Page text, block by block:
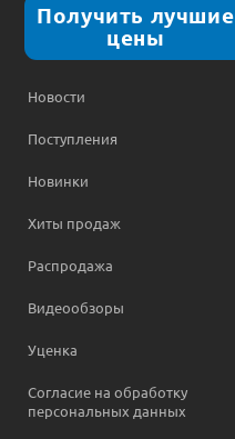
Получить лучшие
цены
Новости
Поступления
Новинки
Хиты продаж
Распродажа
Видеообзоры
Уценка
Согласие на обработку
персональных данных